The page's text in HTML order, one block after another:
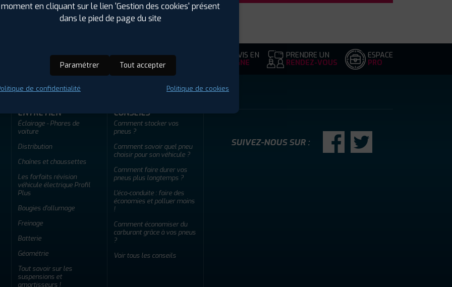
Offres d'emploi DEVIS EN
LIGNE
PRENDRE UN
RENDEZ-VOUS
ESPACE
PRO
ENTRETIEN
Éclairage - Phares de
voiture
Distribution
Chaînes et chaussettes
Les forfaits révision
véhicule électrique Profil
Plus
Bougies d'allumage
Freinage
Batterie
Géométrie
Tout savoir sur les
suspensions et
amortisseurs !
CONSEILS
Comment stocker vos
pneus ?
Comment savoir quel pneu
choisir pour son véhicule ?
Comment faire durer vos
pneus plus longtemps ?
L'éco-conduite : faire des
économies et polluer moins
!
Comment économiser du
carburant grâce à vos pneus
?
Voir tous les conseils
SUIVEZ-NOUS SUR :
moment en cliquant sur le lien 'Gestion des cookies' présent
dans le pied de page du site
Paramétrer Tout accepter
de confidentialité Politique de cookies